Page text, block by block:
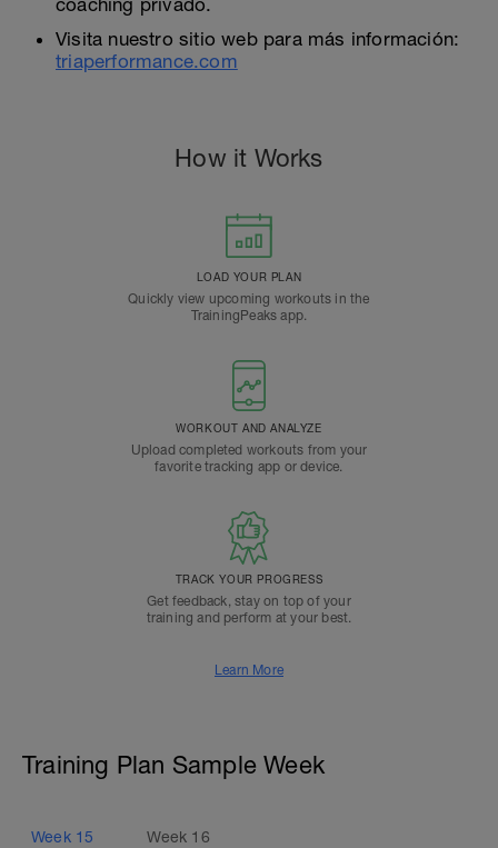
Visita nuestro sitio web para más información:
triaperformance.com
How it Works
LOAD YOUR PLAN
Quickly view upcoming workouts in the
TrainingPeaks app.
WORKOUT AND ANALYZE
Upload completed workouts from your
favorite tracking app or device.
TRACK YOUR PROGRESS
Get feedback, stay on top of your
training and perform at your best.
Learn More
Training Plan Sample Week
Week 15 Week 16